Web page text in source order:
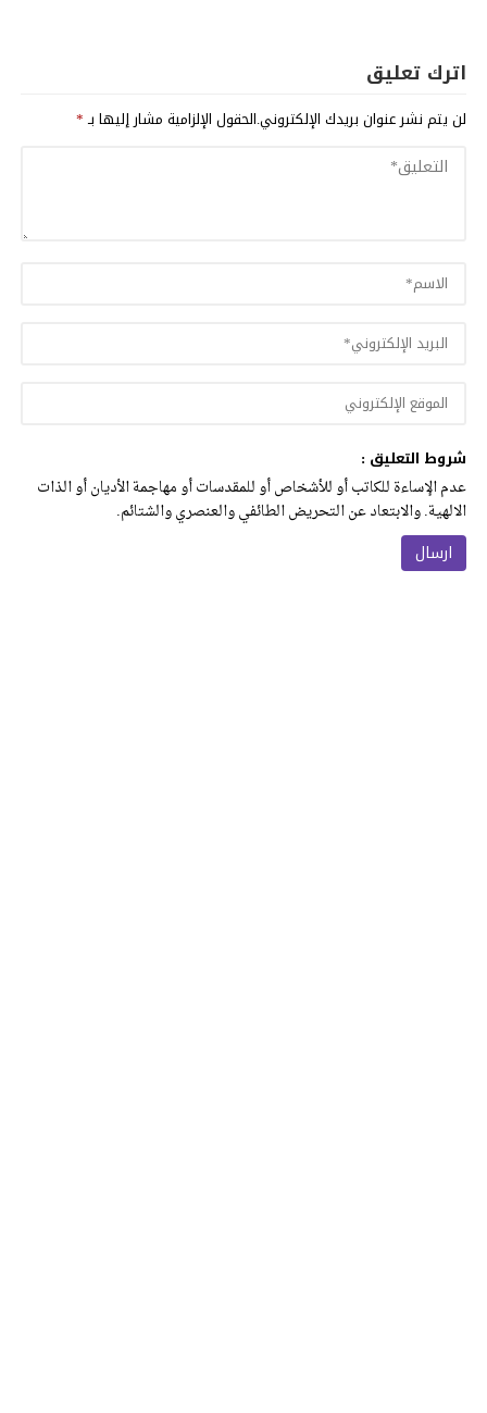
اترك تعليق
لن يتم نشر عنوان بريدك الإلكتروني.الحقول الإلزامية مشار إليها بـ*
شروط التعليق :
عدم الإساءة للكاتب أو للأشخاص أو للمقدسات أو مهاجمة الأديان أو الذات
الالهية. والابتعاد عن التحريض الطائفي والعنصري والشتائم.